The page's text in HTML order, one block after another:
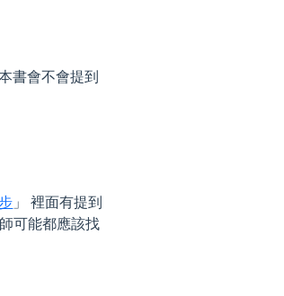
書會不會提到
」 裡面有提到
可能都應該找